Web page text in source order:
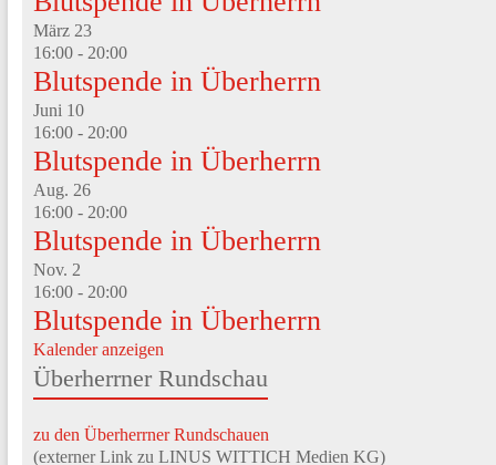
März 23
16:00- 20:00
Blutspende in Überherrn
Juni 10
16:00- 20:00
Blutspende in Überherrn
Aug. 26
16:00- 20:00
Blutspende in Überherrn
Nov. 2
16:00- 20:00
Blutspende in Überherrn
Kalender anzeigen
Überherrner Rundschau
zu den Überherrner Rundschauen
(externer Link zu LINUS WITTICH Medien KG)